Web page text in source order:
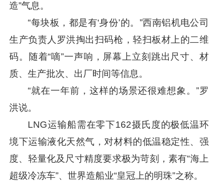
造”气息。
“每块板，都是有‘身份’的。”西南铝机电公司
生产负责人罗洪掏出扫码枪，轻扫板材上的二维
码。随着“嘀”一声响，屏幕上立刻跳出尺寸、材
质、生产批次、出厂时间等信息。
“就在一年前，这样的场景还很难想象。”罗
洪说。
LNG运输船需在零下162摄氏度的极低温环
境下运输液化天然气，对材料的低温稳定性、强
度、轻量化及尺寸精度要求极为苛刻，素有“海上
超级冷冻车”、世界造船业“皇冠上的明珠”之称。